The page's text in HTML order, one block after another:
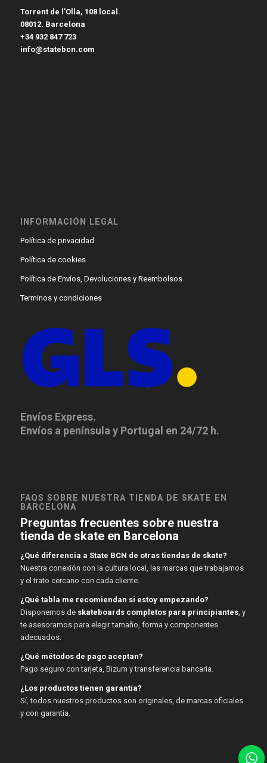
Torrent de l’Olla, 108 local.
08012. Barcelona
+34 932 847 723
info@statebcn.com
INFORMACIÓN LEGAL
Política de privacidad
Política de cookies
Política de Envíos, Devoluciones y Reembolsos
Terminos y condiciones
Envíos Express.
Envíos a península y Portugal en 24/72 h.
FAQS SOBRE NUESTRA TIENDA DE SKATE EN
BARCELONA
Preguntas frecuentes sobre nuestra
tienda de skate en Barcelona
¿Qué diferencia a State BCN de otras tiendas de skate?
Nuestra conexión con la cultura local, las marcas que trabajamos
y el trato cercano con cada cliente.
¿Qué tabla me recomiendan si estoy empezando?
Disponemos de skateboards completos para principiantes, y
te asesoramos para elegir tamaño, forma y componentes
adecuados.
¿Qué métodos de pago aceptan?
Pago seguro con tarjeta, Bizum y transferencia bancaria.
¿Los productos tienen garantía?
Sí, todos nuestros productos son originales, de marcas oficiales
y con garantía.